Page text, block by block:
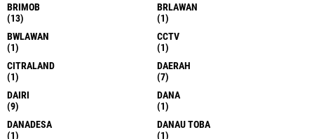
BRIMOB
(13)
BRLAWAN
(1)
BWLAWAN
(1)
CCTV
(1)
CITRALAND
(1)
DAERAH
(7)
DAIRI
(9)
DANA
(1)
DANADESA
(1)
DANAU TOBA
(1)